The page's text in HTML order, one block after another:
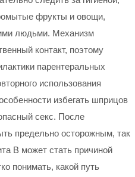
фрукты и овощи,
людьми. Механизм
контакт, поэтому
парентеральных
использования
избегать шприцов
секс. После
предельно осторожным, так
В может стать причиной
понимать, какой путь